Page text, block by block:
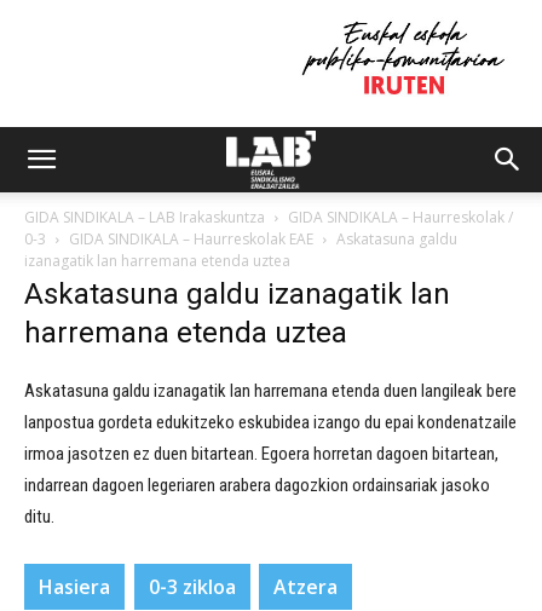
GIDA SINDIKALA – LAB Irakaskuntza
GIDA SINDIKALA – Haurreskolak /
0-3
GIDA SINDIKALA – Haurreskolak EAE
Askatasuna galdu
izanagatik lan harremana etenda uztea
Askatasuna galdu izanagatik lan
harremana etenda uztea
Askatasuna galdu izanagatik lan harremana etenda duen langileak bere
lanpostua gordeta edukitzeko eskubidea izango du epai kondenatzaile
irmoa jasotzen ez duen bitartean. Egoera horretan dagoen bitartean,
indarrean dagoen legeriaren arabera dagozkion ordainsariak jasoko
ditu.
Hasiera 0-3 zikloa Atzera